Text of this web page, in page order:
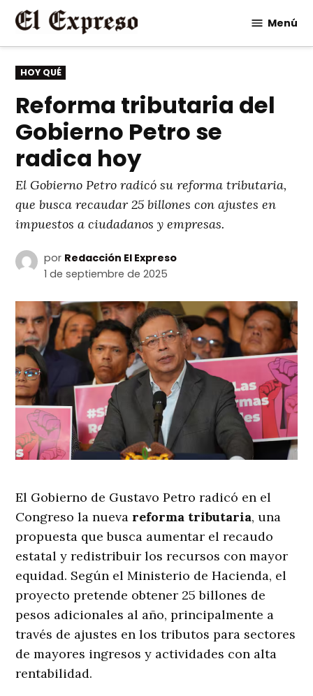
Saltar
contenido
Menú
PUBLICADO
EN
HOY QUÉ
Reforma tributaria del
Gobierno Petro se
radica hoy
El Gobierno Petro radicó su reforma tributaria,
que busca recaudar 25 billones con ajustes en
impuestos a ciudadanos y empresas.
por Redacción El Expreso
1 de septiembre de 2025
El Gobierno de Gustavo Petro radicó en el
Congreso la nueva reforma tributaria, una
propuesta que busca aumentar el recaudo
estatal y redistribuir los recursos con mayor
equidad. Según el Ministerio de Hacienda, el
proyecto pretende obtener 25 billones de
pesos adicionales al año, principalmente a
través de ajustes en los tributos para sectores
de mayores ingresos y actividades con alta
rentabilidad.